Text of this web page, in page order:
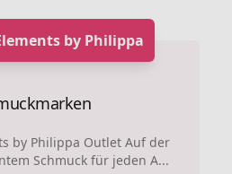
by Philippa
by Philippa Outlet Auf der
Schmuck für jeden A...